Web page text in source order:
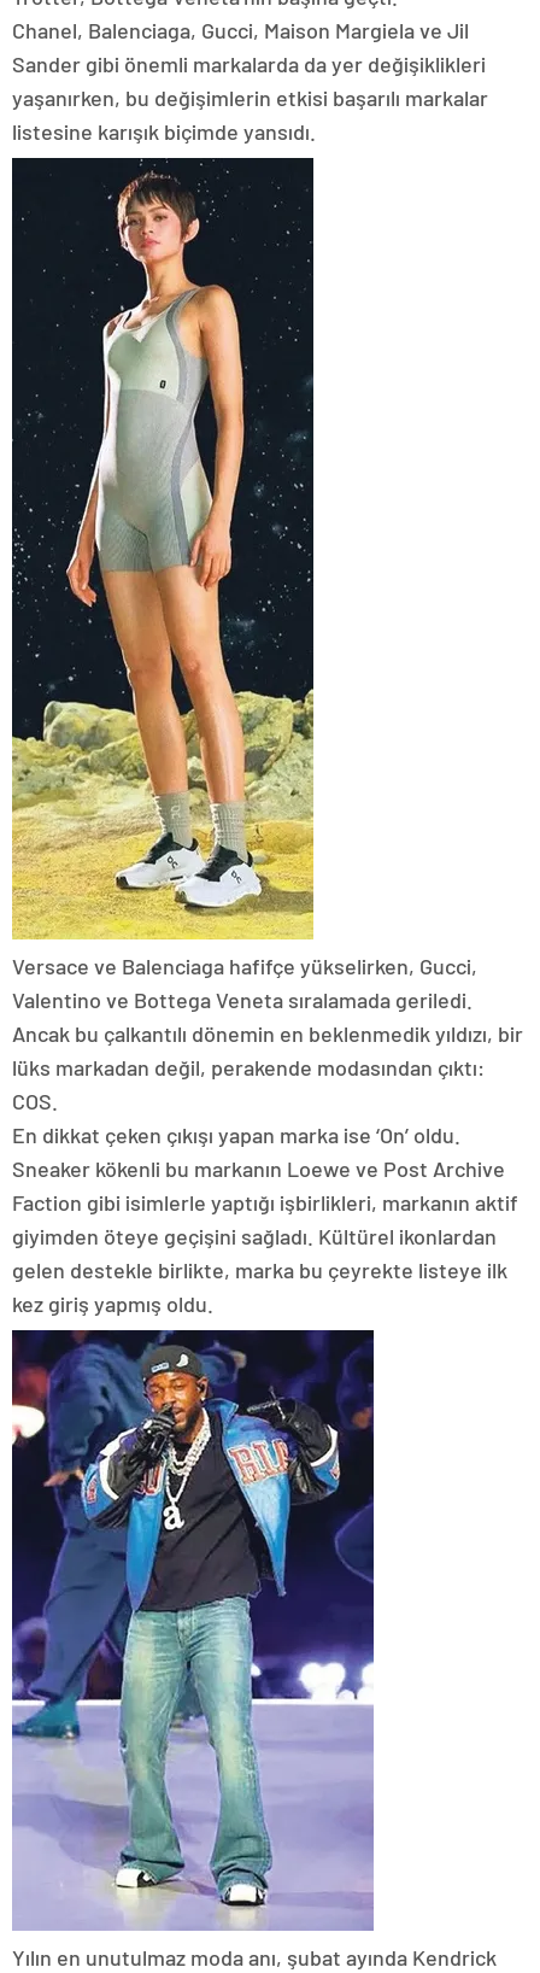
Chanel, Balenciaga, Gucci, Maison Margiela ve Jil
Sander gibi önemli markalarda da yer değişiklikleri
yaşanırken, bu değişimlerin etkisi başarılı markalar
listesine karışık biçimde yansıdı.
Versace ve Balenciaga hafifçe yükselirken, Gucci,
Valentino ve Bottega Veneta sıralamada geriledi.
Ancak bu çalkantılı dönemin en beklenmedik yıldızı, bir
lüks markadan değil, perakende modasından çıktı:
COS.
En dikkat çeken çıkışı yapan marka ise ‘On’ oldu.
Sneaker kökenli bu markanın Loewe ve Post Archive
Faction gibi isimlerle yaptığı işbirlikleri, markanın aktif
giyimden öteye geçişini sağladı. Kültürel ikonlardan
gelen destekle birlikte, marka bu çeyrekte listeye ilk
kez giriş yapmış oldu.
Yılın en unutulmaz moda anı, şubat ayında Kendrick